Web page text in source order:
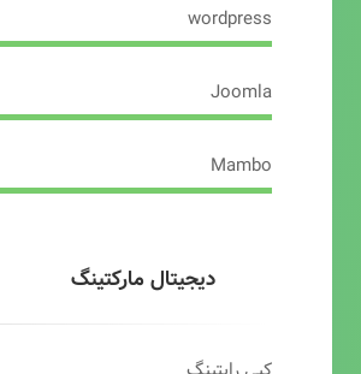
wordpress
Joomla
Mambo
دیجیتال مارکتینگ